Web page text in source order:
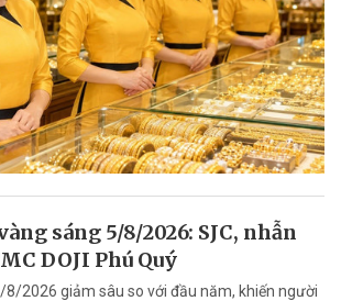
sáng 5/8/2026: SJC, nhẫn
DOJI Phú Quý
8/2026 giảm sâu so với đầu năm, khiến người